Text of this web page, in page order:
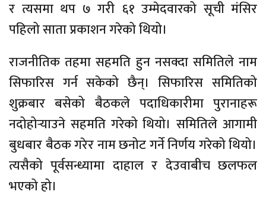
र त्यसमा थप ७ गरी ६१ उम्मेदवारको सूची मंसिर
पहिलो साता प्रकाशन गरेको थियो।
राजनीतिक तहमा सहमति हुन नसक्दा समितिले नाम
सिफारिस गर्न सकेको छैन्। सिफारिस समितिको
शुक्रबार बसेको बैठकले पदाधिकारीमा पुरानाहरू
नदोहोर्‍याउने सहमति गरेको थियो। समितिले आगामी
बुधबार बैठक गरेर नाम छनोट गर्ने निर्णय गरेको थियो।
त्यसैको पूर्वसन्ध्यामा दाहाल र देउवाबीच छलफल
भएको हो।